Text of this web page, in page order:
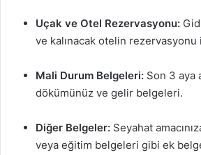
Uçak ve Otel Rezervasyonu:
ve kalınacak otelin
Mali Durum Belgeleri: Son 3 aya
dökümünüz ve gelir belgeleri.
Diğer Belgeler: Seyahat
veya eğitim belgeleri gibi ek